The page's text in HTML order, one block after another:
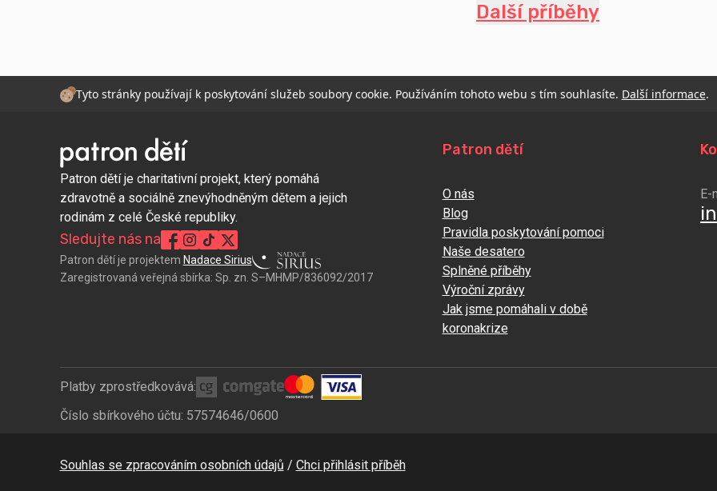
Další příběhy
Tyto stránky používají k poskytování služeb soubory cookie. Používáním tohoto webu s tím souhlasíte. Další informace.
Patron dětí je charitativní projekt, který pomáhá
zdravotně a sociálně znevýhodněným dětem a jejich
rodinám z celé České republiky.
Sledujte nás na
Patron dětí je projektem Nadace Sirius
Zaregistrovaná veřejná sbírka: Sp. zn. S–MHMP/836092/2017
Patron dětí
O nás
Blog
Pravidla poskytování pomoci
Naše desatero
Splněné příběhy
Výroční zprávy
Jak jsme pomáhali v době
koronakrize
E-
Platby zprostředkovává:
Číslo sbírkového účtu: 57574646/0600
Bottom
Souhlas se zpracováním osobních údajů Chci přihlásit příběh